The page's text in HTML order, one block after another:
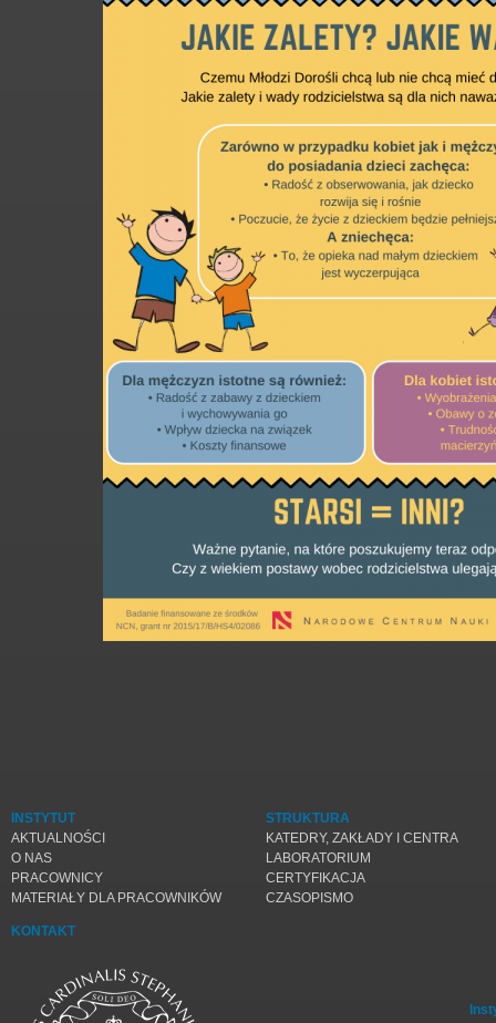
INSTYTUT
AKTUALNOŚCI
O NAS
PRACOWNICY
MATERIAŁY DLA PRACOWNIKÓW
KONTAKT
STRUKTURA
KATEDRY, ZAKŁADY I CENTRA
LABORATORIUM
CERTYFIKACJA
CZASOPISMO